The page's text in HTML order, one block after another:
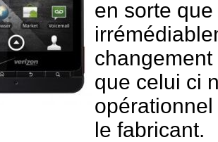
en sorte
que celui ci
le fabricant.